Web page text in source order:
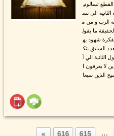
تسالوني
الي تس
الرب و من م
ما يقول
شهود يه
السابق يتك
الثانية الي أ
لا يعرفون ا
الذين سيعا
…
615
616